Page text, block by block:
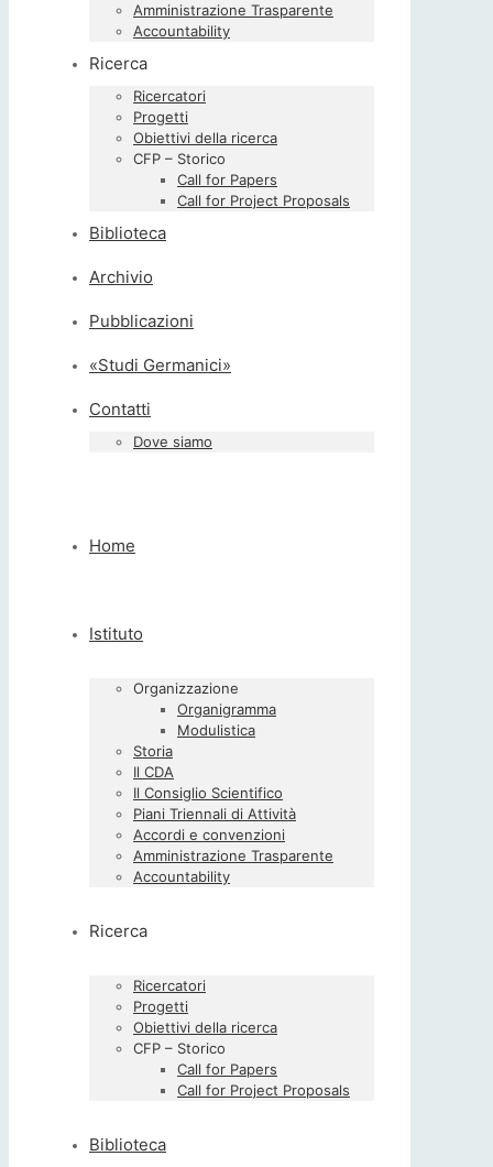
Amministrazione Trasparente
Accountability
Ricerca
Ricercatori
Progetti
Obiettivi della ricerca
CFP – Storico
Call for Papers
Call for Project Proposals
Biblioteca
Archivio
Pubblicazioni
«Studi Germanici»
Contatti
Dove siamo
Home
Istituto
Organizzazione
Organigramma
Modulistica
Storia
Il CDA
Il Consiglio Scientifico
Piani Triennali di Attività
Accordi e convenzioni
Amministrazione Trasparente
Accountability
Ricerca
Ricercatori
Progetti
Obiettivi della ricerca
CFP – Storico
Call for Papers
Call for Project Proposals
Biblioteca